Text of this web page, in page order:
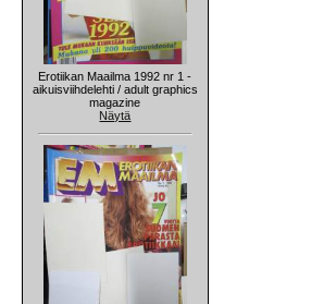
Erotiikan Maailma 1992 nr 1 -
aikuisviihdelehti / adult graphics
magazine
Näytä